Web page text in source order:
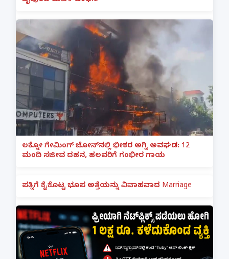
ಲಕ್ನೋ ಗೇಮಿಂಗ್ ಜೋನ್‌ನಲ್ಲಿ ಭೀಕರ ಅಗ್ನಿ ಅವಘಡ: 12
ಮಂದಿ ಸಜೀವ ದಹನ, ಹಲವರಿಗೆ ಗಂಭೀರ ಗಾಯ
ಪತ್ನಿಗೆ ಕೈಕೊಟ್ಟ ಭೂಪ ಅತ್ತೆಯನ್ನು ವಿವಾಹವಾದ Marriage